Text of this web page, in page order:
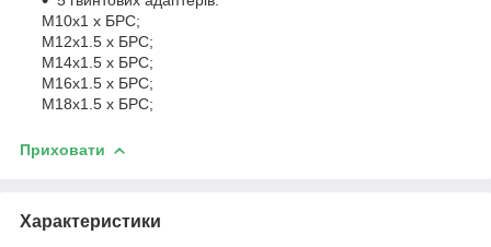
M10x1 x БРС;
M12x1.5 x БРС;
M14x1.5 x БРС;
M16x1.5 x БРС;
M18x1.5 x БРС;
Приховати
Характеристики